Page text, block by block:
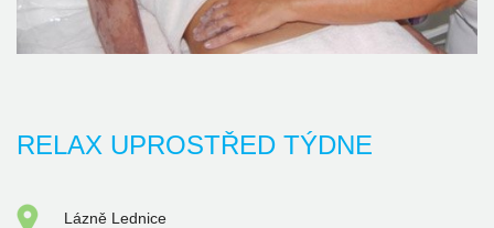
RELAX UPROSTŘED TÝDNE
Lázně Lednice